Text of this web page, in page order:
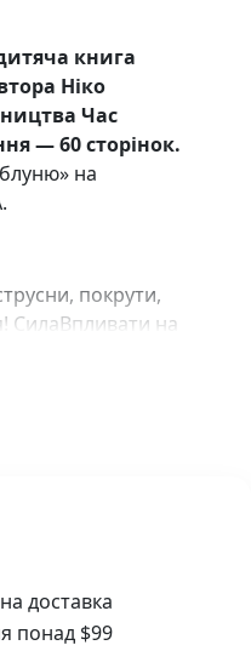
книга
Ніко
Час
— 60 сторінок.
на
покрути,
СилаВпливати на
– оце
власноруч
на Місяць.
доставка
понад $99